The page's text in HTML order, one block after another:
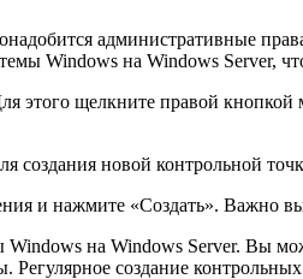
административные
Windows на Windows Server,
этого щелкните правой
новой контрольной
и нажмите «Создать». Важно
Windows на Windows Server.
создание